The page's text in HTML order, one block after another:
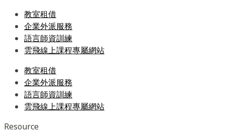
教室租借
企業外派服務
語言師資訓練
雲飛線上課程專屬網站
教室租借
企業外派服務
語言師資訓練
雲飛線上課程專屬網站
Resource